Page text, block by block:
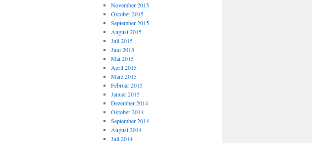
November 2015
Oktober 2015
September 2015
August 2015
Juli 2015
Juni 2015
Mai 2015
April 2015
März 2015
Februar 2015
Januar 2015
Dezember 2014
Oktober 2014
September 2014
August 2014
Juli 2014